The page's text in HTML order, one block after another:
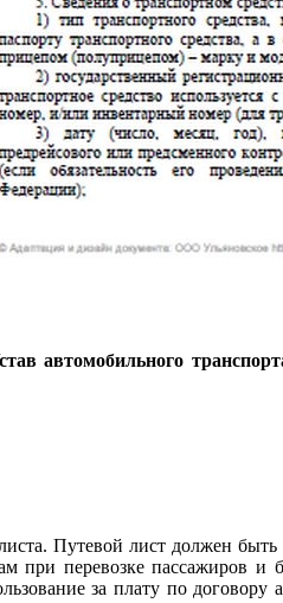
автомобильного
Путевой лист должен
при перевозке пассажиров и
за плату по договору